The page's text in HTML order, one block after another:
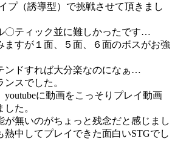
プ（誘導型）で挑戦させて頂きまし
〇ティック並に難しかったです…
ますが１面、５面、６面のボスがお強
ンドすれば大分楽なのになぁ…
スでした。
に動画をこっそりプレイ動画
た。
が無いのがちょっと残念だと感じまし
熱中してプレイできた面白いSTGでし